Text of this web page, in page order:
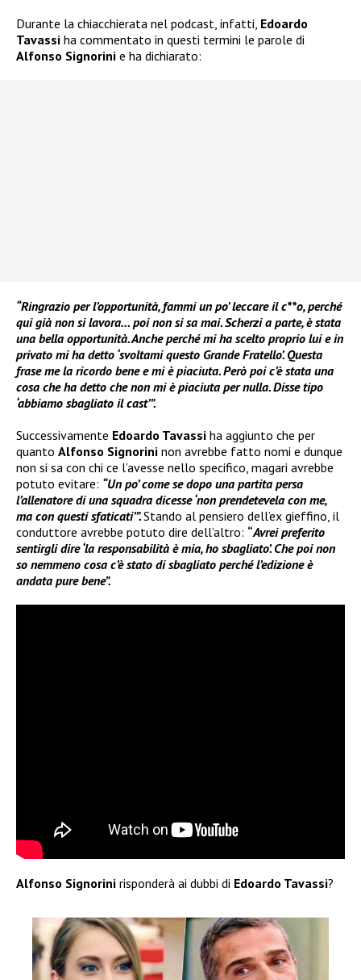
Durante la chiacchierata nel podcast, infatti, Edoardo
Tavassi ha commentato in questi termini le parole di
Alfonso Signorini e ha dichiarato:
“Ringrazio per l’opportunità, fammi un po’ leccare il c**o, perché
qui già non si lavora… poi non si sa mai. Scherzi a parte, è stata
una bella opportunità. Anche perché mi ha scelto proprio lui e in
privato mi ha detto ‘svoltami questo Grande Fratello’. Questa
frase me la ricordo bene e mi è piaciuta. Però poi c’è stata una
cosa che ha detto che non mi è piaciuta per nulla. Disse tipo
‘abbiamo sbagliato il cast’”.
Successivamente Edoardo Tavassi ha aggiunto che per
quanto Alfonso Signorini non avrebbe fatto nomi e dunque
non si sa con chi ce l’avesse nello specifico, magari avrebbe
potuto evitare: “Un po’ come se dopo una partita persa
l’allenatore di una squadra dicesse ‘non prendetevela con me,
ma con questi sfaticati’”.Stando al pensiero dell’ex gieffino, il
conduttore avrebbe potuto dire dell’altro: “Avrei preferito
sentirgli dire ‘la responsabilità è mia, ho sbagliato’. Che poi non
so nemmeno cosa c’è stato di sbagliato perché l’edizione è
andata pure bene”.
Alfonso Signorini risponderà ai dubbi di Edoardo Tavassi?